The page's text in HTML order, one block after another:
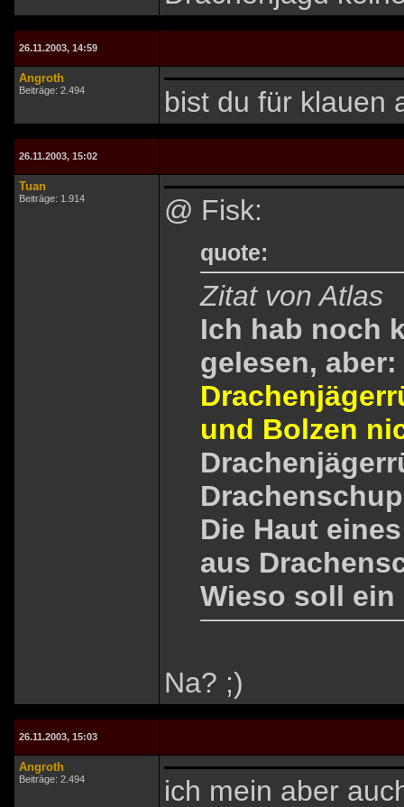
26.11.2003, 14:59
Angroth
Beiträge: 2.494 bist du für klauen
26.11.2003, 15:02
Tuan
Beiträge: 1.914 @ Fisk:
quote:
Zitat von Atlas
Ich hab noch
gelesen, aber:
und Bolzen
Die Haut
aus
Wieso soll
Na? ;)
26.11.2003, 15:03
Angroth
Beiträge: 2.494
ich mein aber